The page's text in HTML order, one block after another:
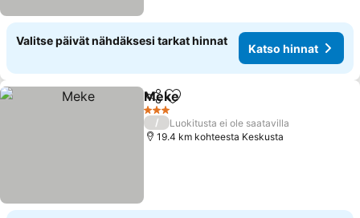
Valitse päivät nähdäksesi tarkat hinnat
Katso hinnat
Jaa Lisää suosikkeihin
Meke
3 Tähtiluokitus
/
Luokitusta ei ole saatavilla
19.4 km kohteesta Keskusta